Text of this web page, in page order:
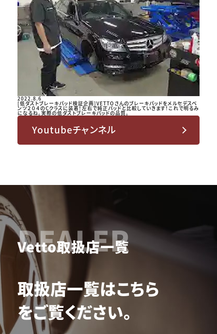
2022.8.6
[低ダストブレーキパッド検証企画]VETTOさんのブレーキパッドをメルセデスベ
ンツ２０４のCクラスに装着！左右で純正パッドと比較していきます！これで明るみ
になるね。実際の低ダストブレーキパッドの品質。
Youtubeチャンネル
DEALER
Vetto取扱店一覧
取扱店一覧はこちら
をご覧ください。